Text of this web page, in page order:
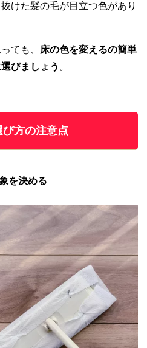
けた髪の毛が目立つ色があり
ても、
床の色を変えるの簡単
びましょう 。
方の注意点
を決める